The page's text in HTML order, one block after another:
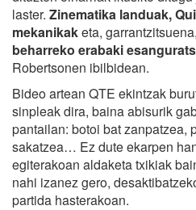
laster. Zinematika landuak,
mekanikaketa, garrantzitsuena,
beharreko erabaki
Robertsonen ibilbidean.
Bideo artean QTE ekintzak
sinpleak dira, baina abisurik
pantailan: botoi bat zanpatzea,
sakatzea… Ez dute ekarpen
egiterakoan aldaketa txikiak
nahi izanez gero,
partida hasterakoan.